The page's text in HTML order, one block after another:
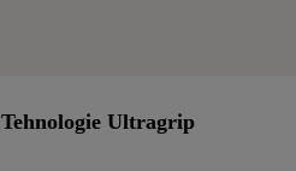
Tehnologie Ultragrip